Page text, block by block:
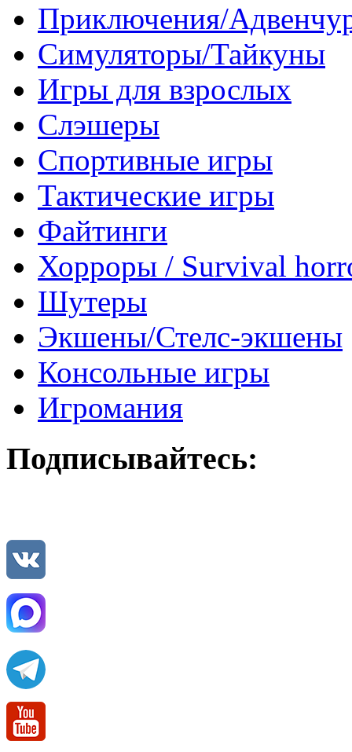
Приключения/
Симуляторы/Тайкуны
Игры для взрослых
Слэшеры
Спортивные игры
Тактические игры
Файтинги
Хорроры / Survival
Шутеры
Экшены/Стелс-экшены
Консольные игры
Игромания
Подписывайтесь: